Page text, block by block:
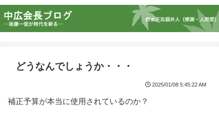
どうなんでしょうか・・・
2025/01/08 5:45:22 AM
補正予算が本当に使用されているのか？